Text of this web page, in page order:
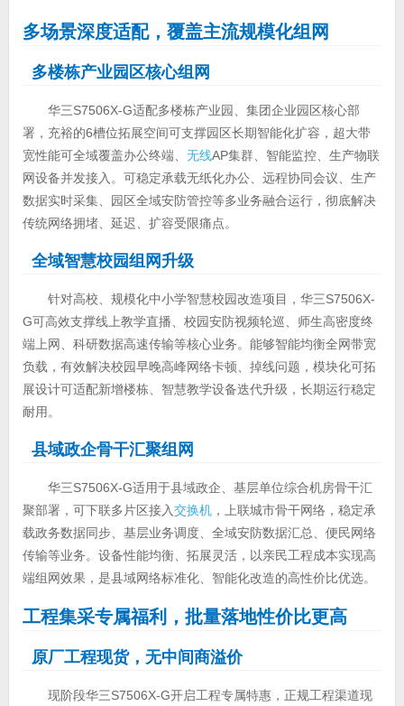
多场景深度适配，覆盖主流规模化组网
多楼栋产业园区核心组网
华三S7506X-G适配多楼栋产业园、集团企业园区核心部
署，充裕的6槽位拓展空间可支撑园区长期智能化扩容，超大带
宽性能可全域覆盖办公终端、 无线AP集群、智能监控、生产物联
网设备并发接入。可稳定承载无纸化办公、远程协同会议、生产
数据实时采集、园区全域安防管控等多业务融合运行，彻底解决
传统网络拥堵、延迟、扩容受限痛点。
全域智慧校园组网升级
针对高校、规模化中小学智慧校园改造项目，华三S7506X-
G可高效支撑线上教学直播、校园安防视频轮巡、师生高密度终
端上网、科研数据高速传输等核心业务。能够智能均衡全网带宽
负载，有效解决校园早晚高峰网络卡顿、掉线问题，模块化可拓
展设计可适配新增楼栋、智慧教学设备迭代升级，长期运行稳定
耐用。
县域政企骨干汇聚组网
华三S7506X-G适用于县域政企、基层单位综合机房骨干汇
聚部署，可下联多片区接入交换机，上联城市骨干网络，稳定承
载政务数据同步、基层业务调度、全域安防数据汇总、便民网络
传输等业务。设备性能均衡、拓展灵活，以亲民工程成本实现高
端组网效果，是县域网络标准化、智能化改造的高性价比优选。
工程集采专属福利，批量落地性价比更高
原厂工程现货，无中间商溢价
现阶段华三S7506X-G开启工程专属特惠，正规工程渠道现